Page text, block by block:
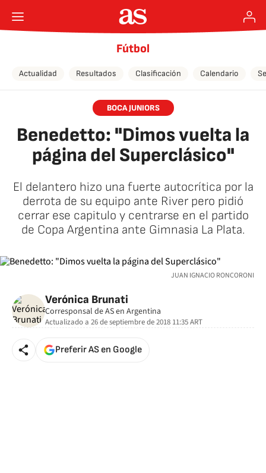
Fútbol
Actualidad Resultados Clasificación Calendario
BOCA JUNIORS
Benedetto: "Dimos vuelta la
página del Superclásico"
El delantero hizo una fuerte autocrítica por la
derrota de su equipo ante River pero pidió
cerrar ese capitulo y centrarse en el partido
de Copa Argentina ante Gimnasia La Plata.
JUAN IGNACIO RONCORONI
Verónica Brunati
Corresponsal de AS en Argentina
Actualizado a 26 de septiembre de 2018 11:35ART
Preferir AS en Google